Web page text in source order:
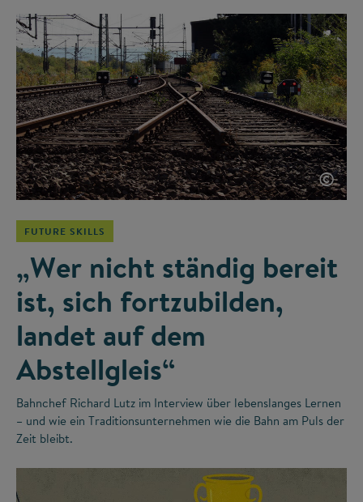
©
FUTURE SKILLS
„Wer nicht ständig bereit
ist, sich fortzubilden,
landet auf dem
Abstellgleis“
Bahnchef Richard Lutz im Interview über lebenslanges Lernen
– und wie ein Traditionsunternehmen wie die Bahn am Puls der
Zeit bleibt.